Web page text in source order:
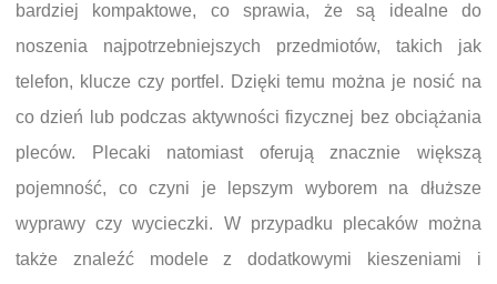
bardziej kompaktowe, co sprawia, że są idealne do
noszenia najpotrzebniejszych przedmiotów, takich jak
telefon, klucze czy portfel. Dzięki temu można je nosić na
co dzień lub podczas aktywności fizycznej bez obciążania
pleców. Plecaki natomiast oferują znacznie większą
pojemność, co czyni je lepszym wyborem na dłuższe
wyprawy czy wycieczki. W przypadku plecaków można
także znaleźć modele z dodatkowymi kieszeniami i